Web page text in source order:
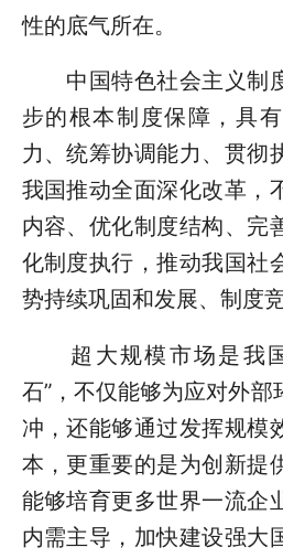
性的底气所在。
中国特色社会主义制
步的根本制度保障，具
力、统筹协调能力、贯彻
我国推动全面深化改革，
内容、优化制度结构、完
化制度执行，推动我国社
势持续巩固和发展、制度
超大规模市场是我国
石”，不仅能够为应对外
冲，还能够通过发挥规模
本，更重要的是为创新提
能够培育更多世界一流企
内需主导，加快建设强大